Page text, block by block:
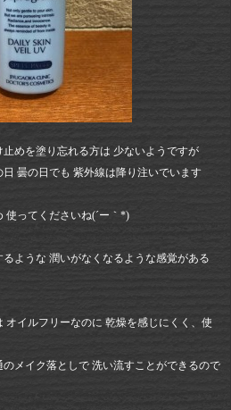
めを塗り忘れる方は 少ないようですが
曇の日でも 紫外線は降り注いでいます
使ってくださいね(´ー｀*)
ような 潤いがなくなるような感覚がある
オイルフリーなのに 乾燥を感じにくく、使
メイク落としで 洗い流すことができるので